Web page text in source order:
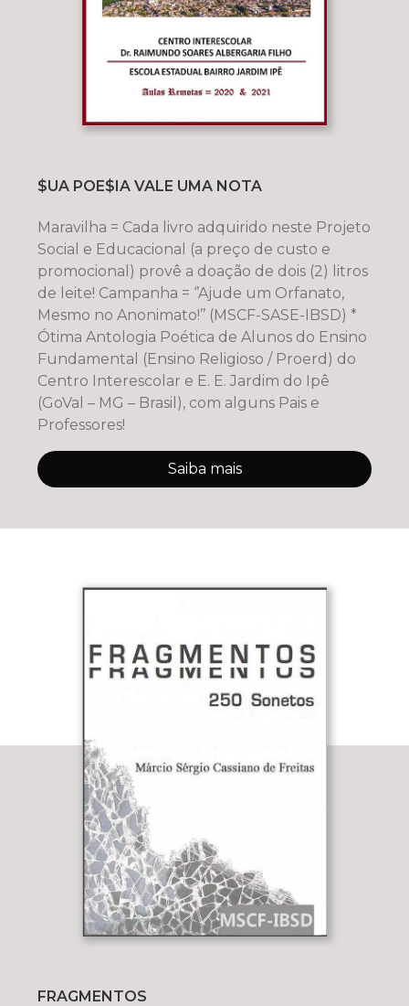
$UA POE$IA VALE UMA NOTA
Maravilha = Cada livro adquirido neste Projeto
Social e Educacional (a preço de custo e
promocional) provê a doação de dois (2) litros
de leite! Campanha = ‘’Ajude um Orfanato,
Mesmo no Anonimato!’’ (MSCF-SASE-IBSD) *
Ótima Antologia Poética de Alunos do Ensino
Fundamental (Ensino Religioso / Proerd) do
Centro Interescolar e E. E. Jardim do Ipê
(GoVal – MG – Brasil), com alguns Pais e
Professores!
Saiba mais
FRAGMENTOS